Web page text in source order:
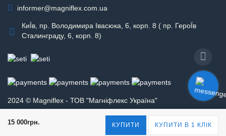
15 000грн. КУПИТИ КУПИТИ В 1 КЛІК
informer@magniflex.com.ua
КиЇв, пр. Володимира Івасюка, 6, корп. 8 ( пр. ГероЇв
Сталинграду, 6, корп. 8)
2024 © Magniflex - ТОВ "Магніфлекс Україна"